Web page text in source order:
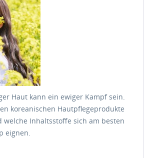
Haut kann ein ewiger Kampf sein.
koreanischen Hautpflegeprodukte
welche Inhaltsstoffe sich am besten
eignen.